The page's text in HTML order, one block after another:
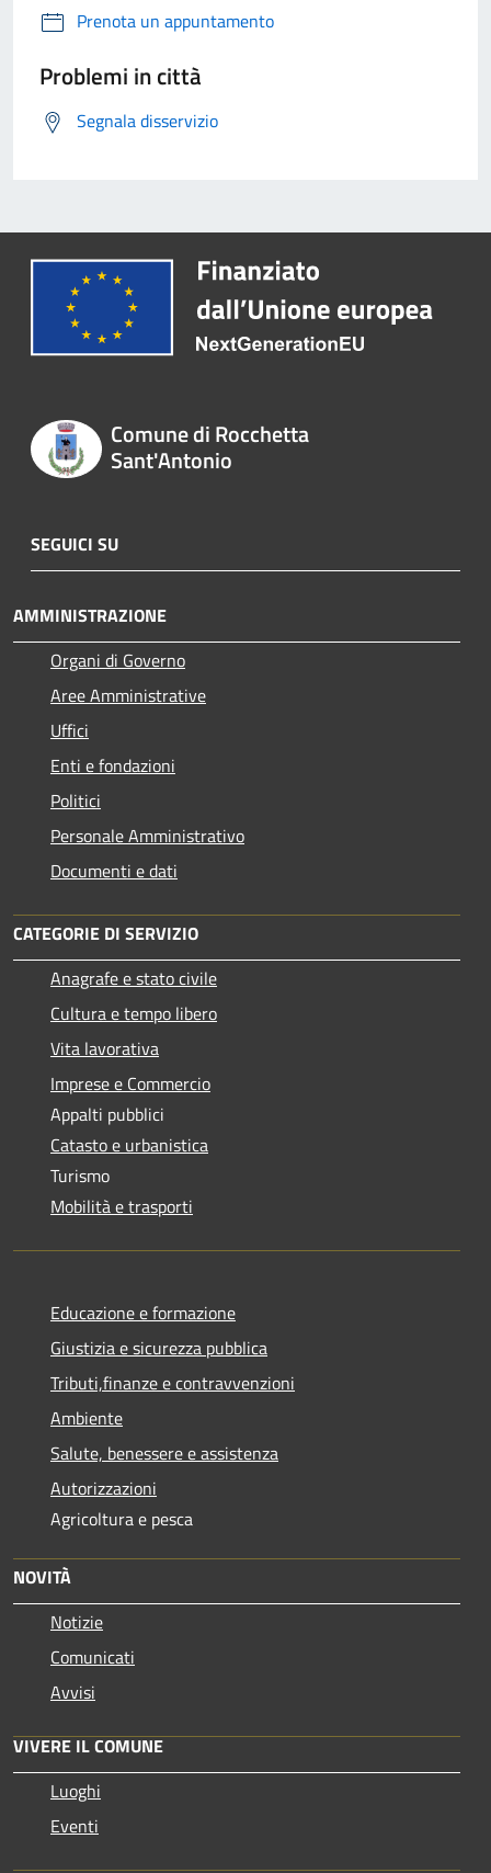
Prenota un appuntamento
Problemi in città
Segnala disservizio
Comune di Rocchetta
Sant'Antonio
SEGUICI SU
AMMINISTRAZIONE
Organi di Governo
Aree Amministrative
Uffici
Enti e fondazioni
Politici
Personale Amministrativo
Documenti e dati
CATEGORIE DI SERVIZIO
Anagrafe e stato civile
Cultura e tempo libero
Vita lavorativa
Imprese e Commercio
Appalti pubblici
Catasto e urbanistica
Turismo
Mobilità e trasporti
Educazione e formazione
Giustizia e sicurezza pubblica
Tributi,finanze e contravvenzioni
Ambiente
Salute, benessere e assistenza
Autorizzazioni
Agricoltura e pesca
NOVITÀ
Notizie
Comunicati
Avvisi
VIVERE IL COMUNE
Luoghi
Eventi